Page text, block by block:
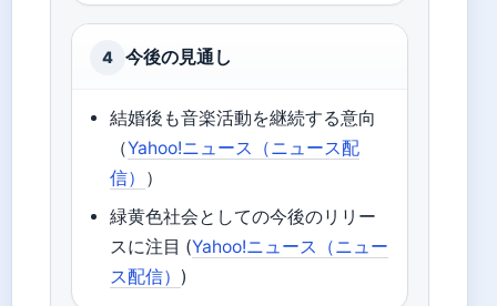
4 今後の見通し
結婚後も音楽活動を継続する意向
（Yahoo!ニュース（ニュース配
信） ）
緑黄色社会としての今後のリリー
スに注目 (Yahoo!ニュース（ニュー
ス配信） )